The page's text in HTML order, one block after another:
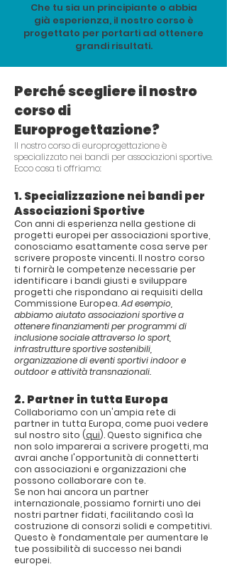
Che tu sia un principiante o abbia
già esperienza, il nostro corso è
progettato per portarti ad ottenere
grandi risultati.
Perché scegliere il nostro
corso di
Europrogettazione?
Il nostro corso di europrogettazione è
specializzato nei bandi per associazioni sportive.
Ecco cosa ti offriamo:
1. Specializzazione nei bandi per
Associazioni Sportive
Con anni di esperienza nella gestione di
progetti europei per associazioni sportive,
conosciamo esattamente cosa serve per
scrivere proposte vincenti. Il nostro corso
ti fornirà le competenze necessarie per
identificare i bandi giusti e sviluppare
progetti che rispondano ai requisiti della
Commissione Europea.Ad esempio,
abbiamo aiutato associazioni sportive a
ottenere finanziamenti per programmi di
inclusione sociale attraverso lo sport,
infrastrutture sportive sostenibili,
organizzazione di eventi sportivi indoor e
outdoor e attività transnazionali.
2. Partner in tutta Europa
Collaboriamo con un'ampia rete di
partner in tutta Europa, come puoi vedere
sul nostro sito (qui). Questo significa che
non solo imparerai a scrivere progetti, ma
avrai anche l'opportunità di connetterti
con associazioni e organizzazioni che
possono collaborare con te.
Se non hai ancora un partner
internazionale, possiamo fornirti uno dei
nostri partner fidati, facilitando così la
costruzione di consorzi solidi e competitivi.
Questo è fondamentale per aumentare le
tue possibilità di successo nei bandi
europei.